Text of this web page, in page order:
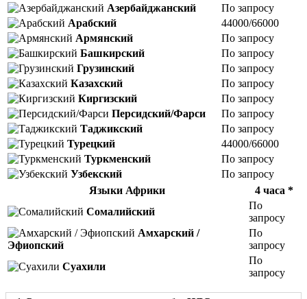
Азербайджанский
По запросу
Арабский
44000/66000
Армянский
По запросу
Башкирский
По запросу
Грузинский
По запросу
Казахский
По запросу
Киргизский
По запросу
Персидский/Фарси
По запросу
Таджикский
По запросу
Турецкий
44000/66000
Туркменский
По запросу
Узбекский
По запросу
Языки Африки
4 часа *
Сомалийский
По
запросу
Амхарский /
Эфиопский
По
запросу
Суахили
По
запросу